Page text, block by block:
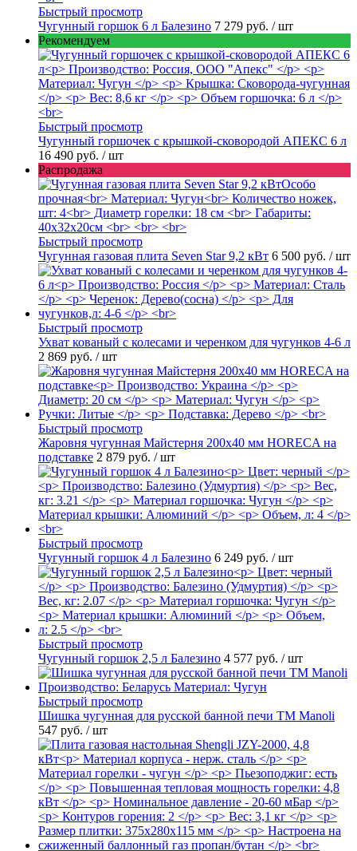
Быстрый просмотр
Чугунный горшок 6 л Балезино 7 279 руб. / шт
Рекомендуем
Быстрый просмотр
Чугунный горшочек с крышкой-сковородой АПЕКС 6 л
16 490 руб. / шт
Распродажа
Быстрый просмотр
Чугунная газовая плита Seven Star 9,2 кВт 6 500 руб. / шт
Быстрый просмотр
Ухват кованый с колесами и черенком для чугунков 4-6 л
2 869 руб. / шт
Быстрый просмотр
Жаровня чугунная Майстерня 200х40 мм HORECA на
подставке 2 879 руб. / шт
Быстрый просмотр
Чугунный горшок 4 л Балезино 6 249 руб. / шт
Быстрый просмотр
Чугунный горшок 2,5 л Балезино 4 577 руб. / шт
Быстрый просмотр
Шишка чугунная для русской банной печи ТМ Manoli
547 руб. / шт